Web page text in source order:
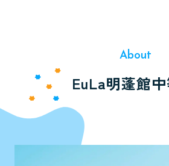
About
EuLa明蓬館